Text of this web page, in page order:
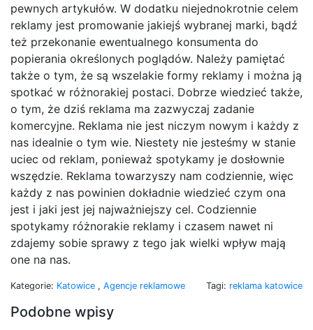
pewnych artykułów. W dodatku niejednokrotnie celem
reklamy jest promowanie jakiejś wybranej marki, bądź
też przekonanie ewentualnego konsumenta do
popierania określonych poglądów. Należy pamiętać
także o tym, że są wszelakie formy reklamy i można ją
spotkać w różnorakiej postaci. Dobrze wiedzieć także,
o tym, że dziś reklama ma zazwyczaj zadanie
komercyjne. Reklama nie jest niczym nowym i każdy z
nas idealnie o tym wie. Niestety nie jesteśmy w stanie
uciec od reklam, ponieważ spotykamy je dosłownie
wszędzie. Reklama towarzyszy nam codziennie, więc
każdy z nas powinien dokładnie wiedzieć czym ona
jest i jaki jest jej najważniejszy cel. Codziennie
spotykamy różnorakie reklamy i czasem nawet ni
zdajemy sobie sprawy z tego jak wielki wpływ mają
one na nas.
Kategorie: Katowice , Agencje reklamowe Tagi: reklama katowice
Podobne wpisy